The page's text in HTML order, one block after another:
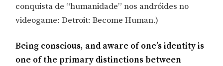
conquista de “humanidade” nos andróides no
videogame: Detroit: Become Human.)
Being conscious, and aware of one’s identity is
one of the primary distinctions between